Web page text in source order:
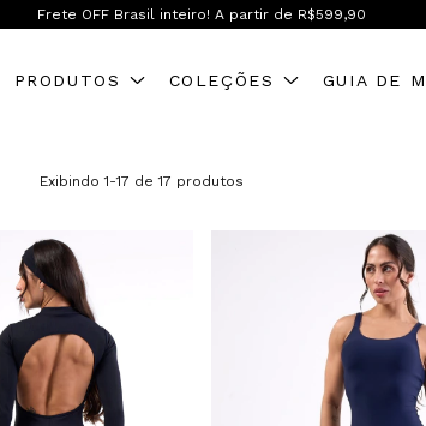
Frete OFF Brasil inteiro! A partir de R$599,90
PRODUTOS COLEÇÕES GUIA DE
Exibindo 1-17 de 17 produtos